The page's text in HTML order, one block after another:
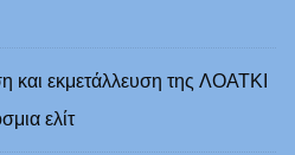
και εκμετάλλευση της ΛΟΑΤΚΙ
ελίτ